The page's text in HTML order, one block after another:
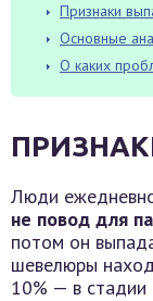
Признаки
Основные
О каких
Люди
не повод для
потом он
шевелюры
10% — в стадии